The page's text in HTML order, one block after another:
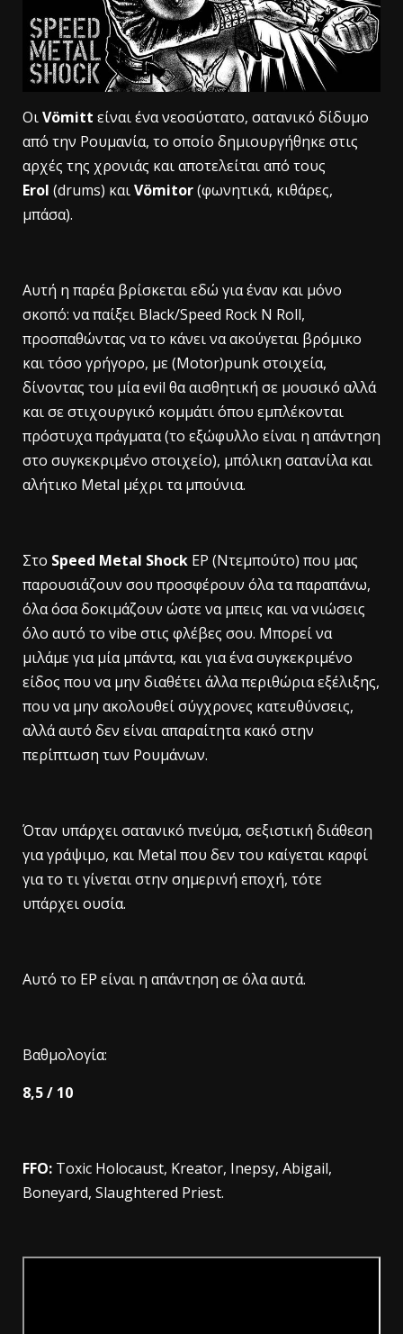
ΟιVömitt είναι ένα νεοσύστατο, σατανικό δίδυμο
από την Ρουμανία, το οποίο δημιουργήθηκε στις
αρχές της χρονιάς και αποτελείται από τους
Erol (drums) καιVömitor(φωνητικά, κιθάρες,
μπάσα).
Αυτή η παρέα βρίσκεται εδώ για έναν και μόνο
σκοπό: να παίξει Black/Speed Rock N Roll,
προσπαθώντας να το κάνει να ακούγεται βρόμικο
και τόσο γρήγορο, με (Motor)punk στοιχεία,
δίνοντας του μία evil θα αισθητική σε μουσικό αλλά
και σε στιχουργικό κομμάτι όπου εμπλέκονται
πρόστυχα πράγματα (το εξώφυλλο είναι η απάντηση
στο συγκεκριμένο στοιχείο), μπόλικη σατανίλα και
αλήτικο Metal μέχρι τα μπούνια.
Στο Speed Metal Shock EP (Ντεμπούτο) που μας
παρουσιάζουν σου προσφέρουν όλα τα παραπάνω,
όλα όσα δοκιμάζουν ώστε να μπεις και να νιώσεις
όλο αυτό το vibe στις φλέβες σου. Μπορεί να
μιλάμε για μία μπάντα, και για ένα συγκεκριμένο
είδος που να μην διαθέτει άλλα περιθώρια εξέλιξης,
που να μην ακολουθεί σύγχρονες κατευθύνσεις,
αλλά αυτό δεν είναι απαραίτητα κακό στην
περίπτωση των Ρουμάνων.
Όταν υπάρχει σατανικό πνεύμα, σεξιστική διάθεση
για γράψιμο, και Metal που δεν του καίγεται καρφί
για το τι γίνεται στην σημερινή εποχή, τότε
υπάρχει ουσία.
Αυτό το EP είναι η απάντηση σε όλα αυτά.
Βαθμολογία:
8,5 / 10
FFO: Toxic Holocaust, Kreator, Inepsy, Abigail,
Boneyard, Slaughtered Priest.